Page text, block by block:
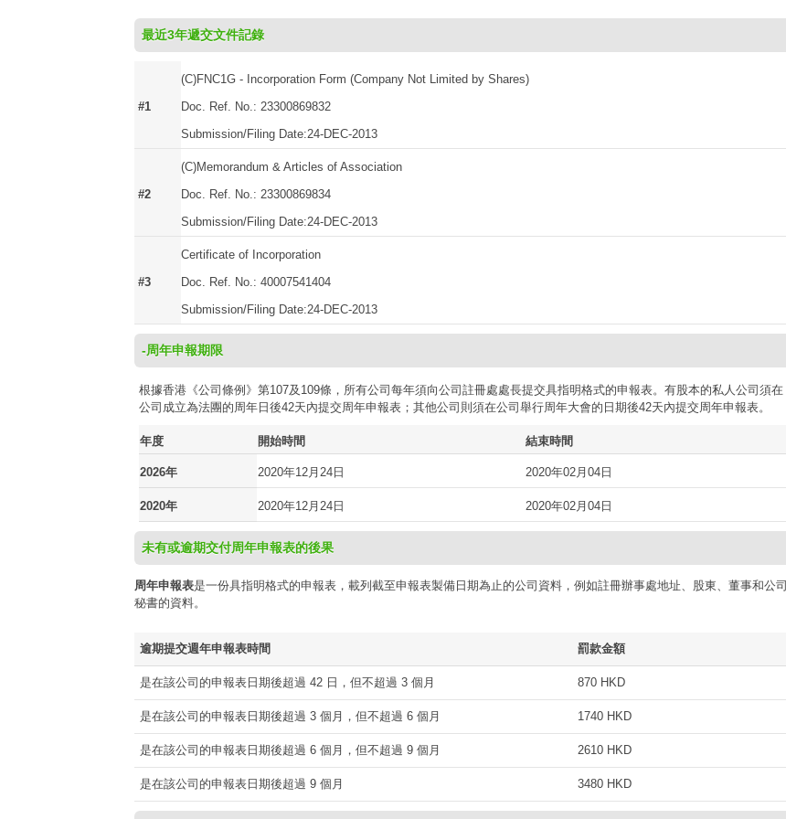
最近3年遞交文件記錄
#1
(C)FNC1G - Incorporation Form (Company Not Limited by Shares)
Doc. Ref. No.: 23300869832
Submission/Filing Date:24-DEC-2013
#2
(C)Memorandum & Articles of Association
Doc. Ref. No.: 23300869834
Submission/Filing Date:24-DEC-2013
#3
Certificate of Incorporation
Doc. Ref. No.: 40007541404
Submission/Filing Date:24-DEC-2013
-周年申報期限
根據香港《公司條例》第107及109條，所有公司每年須向公司註冊處處長提交具指明格式的申報表。有股本的私人公司須在
公司成立為法團的周年日後42天內提交周年申報表；其他公司則須在公司舉行周年大會的日期後42天內提交周年申報表。
年度 開始時間 結束時間
2026年 2020年12月24日 2020年02月04日
2020年 2020年12月24日 2020年02月04日
未有或逾期交付周年申報表的後果
周年申報表是一份具指明格式的申報表，載列截至申報表製備日期為止的公司資料，例如註冊辦事處地址、股東、董事和公司
秘書的資料。
逾期提交週年申報表時間 罰款金額
是在該公司的申報表日期後超過 42 日，但不超過 3 個月 870 HKD
是在該公司的申報表日期後超過 3 個月，但不超過 6 個月 1740 HKD
是在該公司的申報表日期後超過 6 個月，但不超過 9 個月 2610 HKD
是在該公司的申報表日期後超過 9 個月 3480 HKD